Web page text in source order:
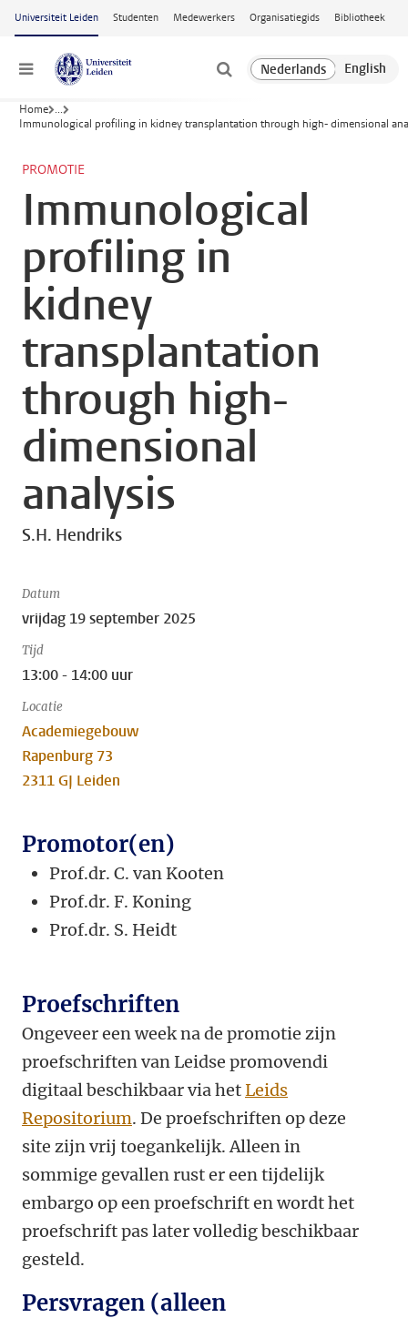
Ga naar hoofdinhoud
Universiteit Leiden Studenten Medewerkers Organisatiegids Bibliotheek
Menu
Home ...
Immunological profiling in kidney transplantation through high- dimensional
PROMOTIE
Immunological
profiling in
kidney
transplantation
through high-
dimensional
analysis
S.H. Hendriks
Datum
vrijdag 19 september 2025
Tijd
13:00 - 14:00 uur
Locatie
Academiegebouw
Rapenburg 73
2311 GJ Leiden
Promotor(en)
Prof.dr. C. van Kooten
Prof.dr. F. Koning
Prof.dr. S. Heidt
Proefschriften
Ongeveer een week na de promotie zijn
proefschriften van Leidse promovendi
digitaal beschikbaar via hetLeids
Repositorium. De proefschriften op deze
site zijn vrij toegankelijk. Alleen in
sommige gevallen rust er een tijdelijk
embargo op een proefschrift en wordt het
proefschrift pas later volledig beschikbaar
gesteld.
Persvragen (alleen